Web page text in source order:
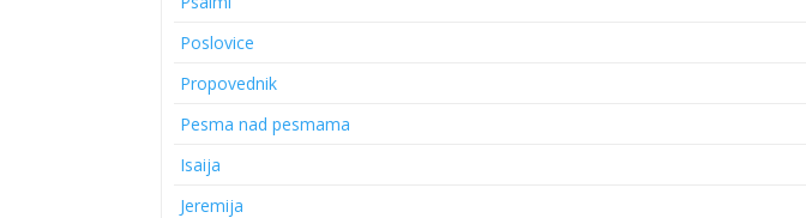
Poslovice
Propovednik
Pesma nad pesmama
Isaija
Jeremija